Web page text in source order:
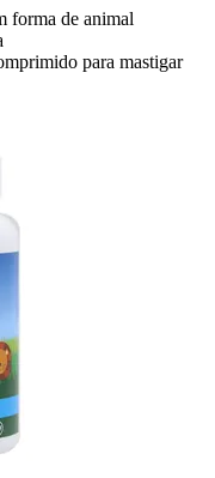
forma de animal
para mastigar